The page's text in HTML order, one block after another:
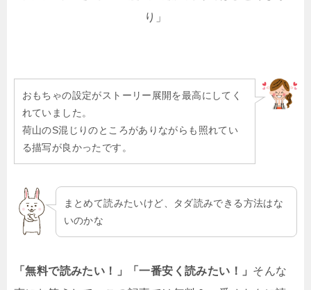
り」
おもちゃの設定がストーリー展開を最高にしてく
れていました。
荷山のS混じりのところがありながらも照れてい
る描写が良かったです。
まとめて読みたいけど、タダ読みできる方法はな
いのかな
「無料で読みたい！」「一番安く読みたい！」 そんな